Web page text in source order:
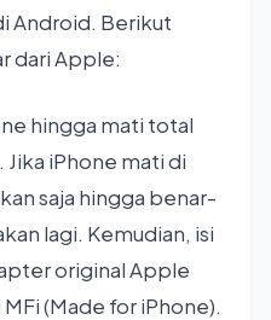
Android. Berikut
dari Apple:
hingga mati total
Jika iPhone mati di
saja hingga benar-
lagi. Kemudian, isi
original Apple
(Made for iPhone).